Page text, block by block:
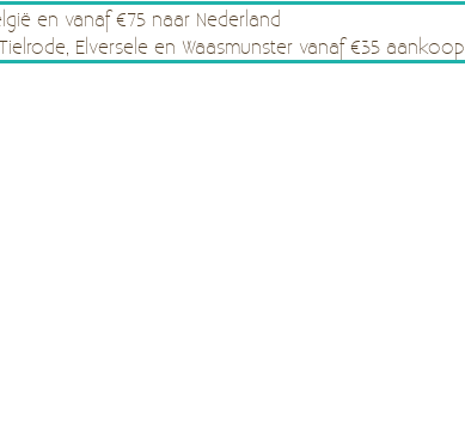
en vanaf €75 naar Nederland
Elversele en Waasmunster vanaf €35 aankoop